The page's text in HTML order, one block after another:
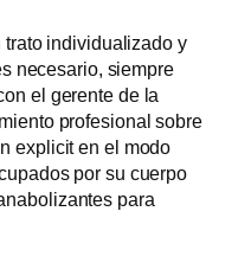
individualizado y
necesario, siempre
el gerente de la
profesional sobre
explicit en el modo
por su cuerpo
para